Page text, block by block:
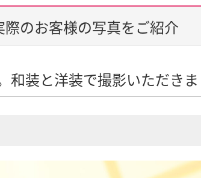
のお客様の写真をご紹介
和装と洋装で撮影いただき